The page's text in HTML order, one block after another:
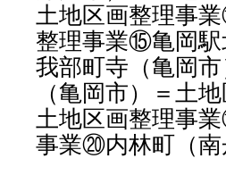
土地区画整理事
整理事業⑮亀岡
我部町寺（亀岡
（亀岡市）＝土
土地区画整理事
事業⑳内林町（南